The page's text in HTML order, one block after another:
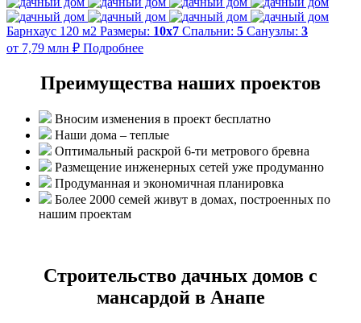
Барнхаус 120 м2 Размеры: 10x7 Спальни: 5 Санузлы: 3
от 7,79 млн ₽ Подробнее
Преимущества наших проектов
Вносим изменения в проект бесплатно
Наши дома – теплые
Оптимальный раскрой 6-ти метрового бревна
Размещение инженерных сетей уже продуманно
Продуманная и экономичная планировка
Более 2000 семей живут в домах, построенных по
нашим проектам
Строительство дачных домов с
мансардой в Анапе